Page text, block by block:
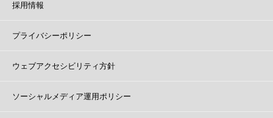
採用情報
プライバシーポリシー
ウェブアクセシビリティ方針
ソーシャルメディア運用ポリシー